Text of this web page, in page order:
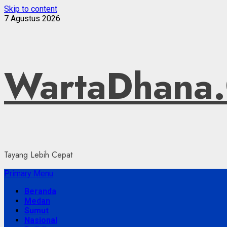
Skip to content
7 Agustus 2026
Tayang Lebih Cepat
Primary Menu
Beranda
Medan
Sumut
Nasional